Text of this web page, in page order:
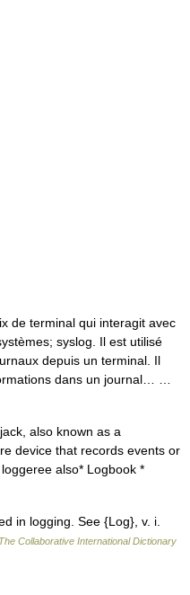
de terminal qui interagit avec
syslog. Il est utilisé
depuis un terminal. Il
dans un journal… …
also known as a
device that records events or
also* Logbook *
in logging. See {Log}, v. i.
The Collaborative International Dictionary